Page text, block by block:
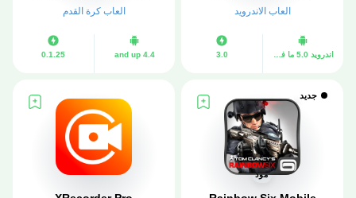
العاب الاندرويد
3.0
العاب كرة القدم
4.4 and up
0.1.25
جديد
مود